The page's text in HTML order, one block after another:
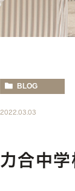
BLOG
2022.03.03
力合中学